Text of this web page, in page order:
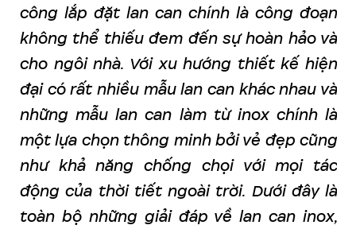
công lắp đặt lan can chính là công đoạn
không thể thiếu đem đến sự hoàn hảo và
cho ngôi nhà. Với xu hướng thiết kế hiện
đại có rất nhiều mẫu lan can khác nhau và
những mẫu lan can làm từ inox chính là
một lựa chọn thông minh bởi vẻ đẹp cũng
như khả năng chống chọi với mọi tác
động của thời tiết ngoài trời. Dưới đây là
toàn bộ những giải đáp về lan can inox,